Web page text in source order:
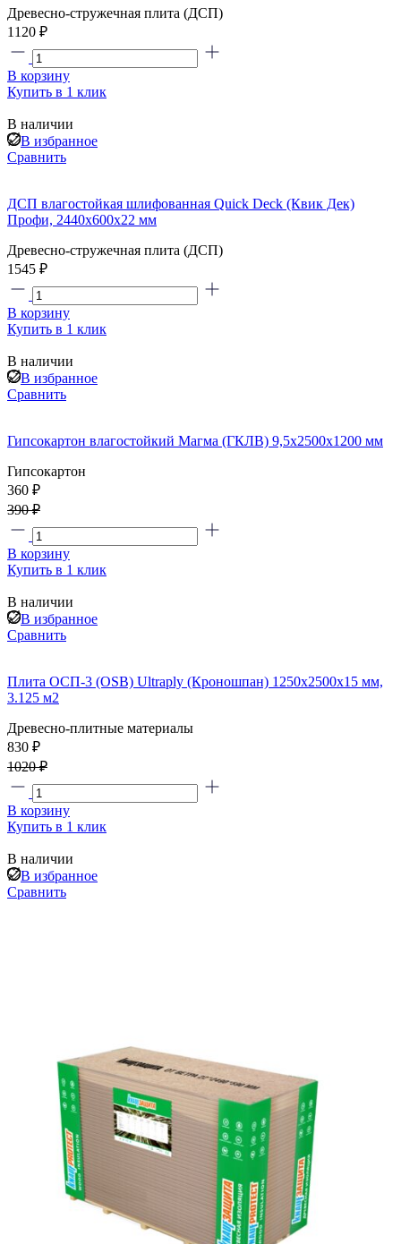
Древесно-стружечная плита (ДСП)
1120 ₽
В корзину
Купить в 1 клик
В наличии
В избранное
Сравнить
ДСП влагостойкая шлифованная Quick Deck (Квик Дек)
Профи, 2440x600x22 мм
Древесно-стружечная плита (ДСП)
1545 ₽
В корзину
Купить в 1 клик
В наличии
В избранное
Сравнить
Гипсокартон влагостойкий Магма (ГКЛВ) 9,5x2500x1200 мм
Гипсокартон
360 ₽
390 ₽
В корзину
Купить в 1 клик
В наличии
В избранное
Сравнить
Плита ОСП-3 (OSB) Ultraply (Кроношпан) 1250x2500x15 мм,
3.125 м2
Древесно-плитные материалы
830 ₽
1020 ₽
В корзину
Купить в 1 клик
В наличии
В избранное
Сравнить